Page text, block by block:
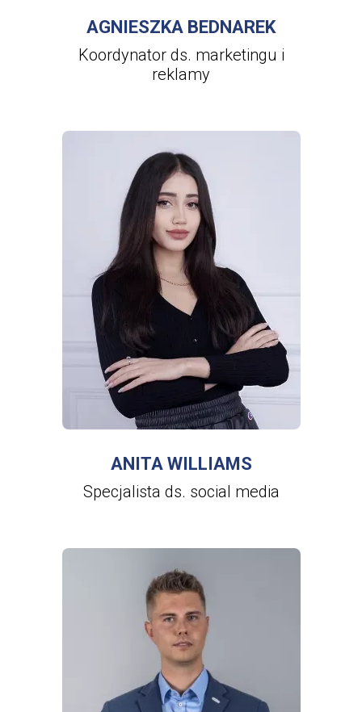
AGNIESZKA BEDNAREK
Koordynator ds. marketingu i
reklamy
ANITA WILLIAMS
Specjalista ds. social media